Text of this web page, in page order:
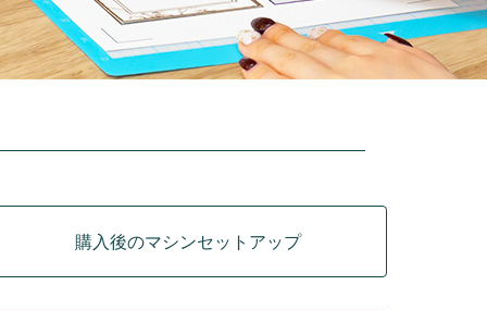
購入後のマシンセットアップ